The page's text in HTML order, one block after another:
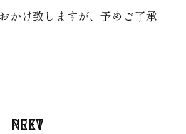
かけ致しますが、予めご了承
PREV
NEXT